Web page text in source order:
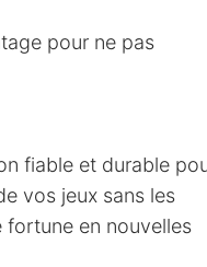
pour ne pas
fiable et durable
vos jeux sans les
fortune en nouvelles